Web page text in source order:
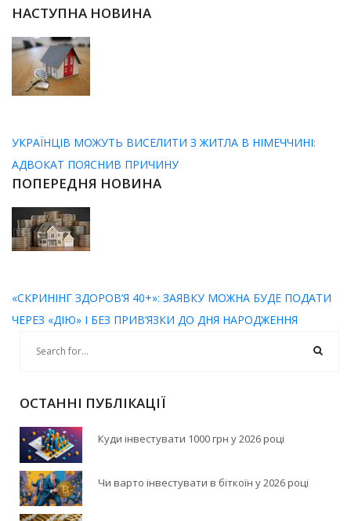
НАСТУПНА НОВИНА
УКРАЇНЦІВ МОЖУТЬ ВИСЕЛИТИ З ЖИТЛА В НІМЕЧЧИНІ:
АДВОКАТ ПОЯСНИВ ПРИЧИНУ
ПОПЕРЕДНЯ НОВИНА
«СКРИНІНГ ЗДОРОВ’Я 40+»: ЗАЯВКУ МОЖНА БУДЕ ПОДАТИ
ЧЕРЕЗ «ДІЮ» І БЕЗ ПРИВ’ЯЗКИ ДО ДНЯ НАРОДЖЕННЯ
ОСТАННІ ПУБЛІКАЦІЇ
Куди інвестувати 1000 грн у 2026 році
Чи варто інвестувати в біткоїн у 2026 році